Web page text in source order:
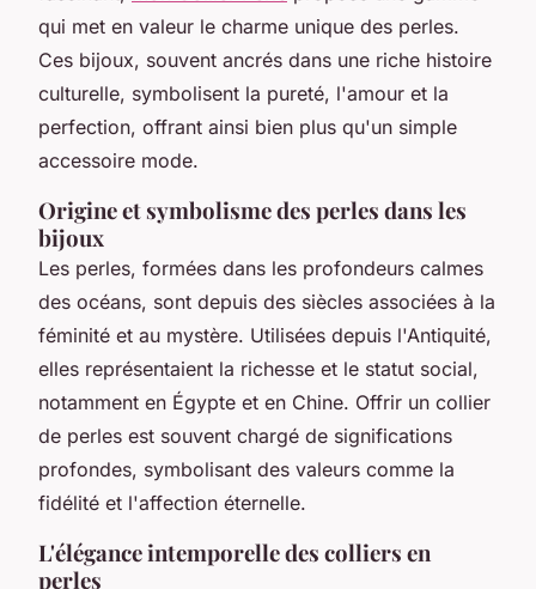
qui met en valeur le charme unique des perles.
Ces bijoux, souvent ancrés dans une riche histoire
culturelle, symbolisent la pureté, l'amour et la
perfection, offrant ainsi bien plus qu'un simple
accessoire mode.
Origine et symbolisme des perles dans les
bijoux
Les perles, formées dans les profondeurs calmes
des océans, sont depuis des siècles associées à la
féminité et au mystère. Utilisées depuis l'Antiquité,
elles représentaient la richesse et le statut social,
notamment en Égypte et en Chine. Offrir un collier
de perles est souvent chargé de significations
profondes, symbolisant des valeurs comme la
fidélité et l'affection éternelle.
L'élégance intemporelle des colliers en
perles